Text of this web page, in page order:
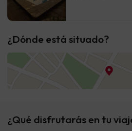
¿Dónde está situado?
¿Qué disfrutarás en tu